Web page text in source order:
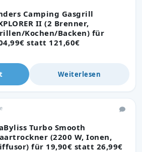
Camping Gasgrill
II (2 Brenner,
Kochen/Backen) für
statt 121,60€
Weiterlesen
Turbo Smooth
(2200 W, Ionen,
für 19,90€ statt 26,99€